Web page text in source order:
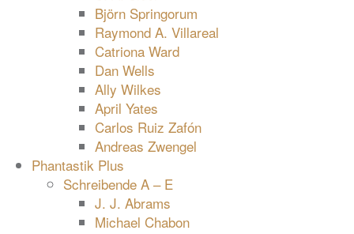
Björn Springorum
Raymond A. Villareal
Catriona Ward
Dan Wells
Ally Wilkes
April Yates
Carlos Ruiz Zafón
Andreas Zwengel
Phantastik Plus
Schreibende A – E
J. J. Abrams
Michael Chabon